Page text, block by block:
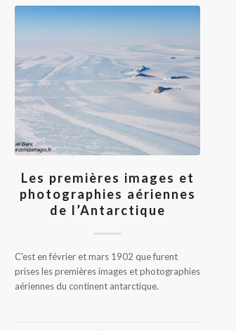
Les premières images et
photographies aériennes
de l’Antarctique
C'est en février et mars 1902 que furent
prises les premières images et photographies
aériennes du continent antarctique.